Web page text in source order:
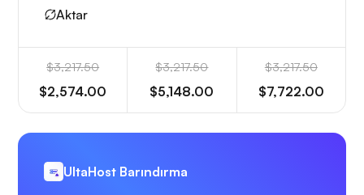
Aktar
$3,217.50
$2,574.00
$3,217.50
$5,148.00
$3,217.50
$7,722.00
UltaHost Barındırma